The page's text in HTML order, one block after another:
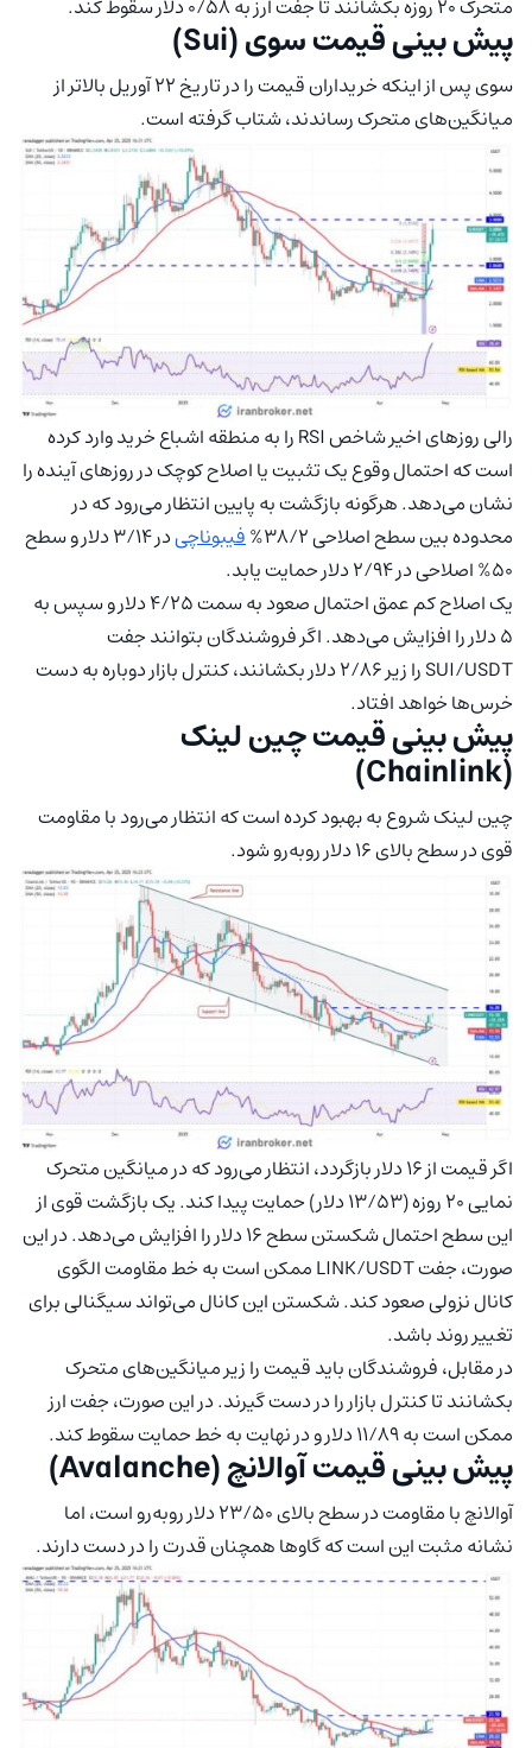
متحرک ۲۰ روزه بکشانند تا جفت ارز به ۰/۵۸ دلار سقوط کند.
پیش‌ بینی قیمت سوی (Sui)
سوی پس از اینکه خریداران قیمت را در تاریخ ۲۲ آوریل بالاتر از
میانگین‌های متحرک رساندند، شتاب گرفته است.
رالی روزهای اخیر شاخص RSI را به منطقه اشباع خرید وارد کرده
است که احتمال وقوع یک تثبیت یا اصلاح کوچک در روزهای آینده را
نشان می‌دهد. هرگونه بازگشت به پایین انتظار می‌رود که در
محدوده بین سطح اصلاحی ۳۸/۲%
فیبوناچی
در ۳/۱۴ دلار و سطح
۵۰% اصلاحی در ۲/۹۴ دلار حمایت یابد.
یک اصلاح کم عمق احتمال صعود به سمت ۴/۲۵ دلار و سپس به
۵ دلار را افزایش می‌دهد. اگر فروشندگان بتوانند جفت
SUI/USDT را زیر ۲/۸۶ دلار بکشانند، کنترل بازار دوباره به دست
خرس‌ها خواهد افتاد.
پیش‌ بینی قیمت چین‌ لینک
(Chainlink)
چین‌ لینک شروع به بهبود کرده است که انتظار می‌رود با مقاومت
قوی در سطح بالای ۱۶ دلار روبه‌رو شود.
اگر قیمت از ۱۶ دلار بازگردد، انتظار می‌رود که در میانگین متحرک
نمایی ۲۰ روزه (۱۳/۵۳ دلار) حمایت پیدا کند. یک بازگشت قوی از
این سطح احتمال شکستن سطح ۱۶ دلار را افزایش می‌دهد. در این
صورت، جفت LINK/USDT ممکن است به خط مقاومت الگوی
کانال نزولی صعود کند. شکستن این کانال می‌تواند سیگنالی برای
تغییر روند باشد.
در مقابل، فروشندگان باید قیمت را زیر میانگین‌های متحرک
بکشانند تا کنترل بازار را در دست گیرند. در این صورت، جفت ارز
ممکن است به ۱۱/۸۹ دلار و در نهایت به خط حمایت سقوط کند.
پیش‌ بینی قیمت آوالانچ (Avalanche)
آوالانچ با مقاومت در سطح بالای ۲۳/۵۰ دلار روبه‌رو است، اما
نشانه مثبت این است که گاوها همچنان قدرت را در دست دارند.